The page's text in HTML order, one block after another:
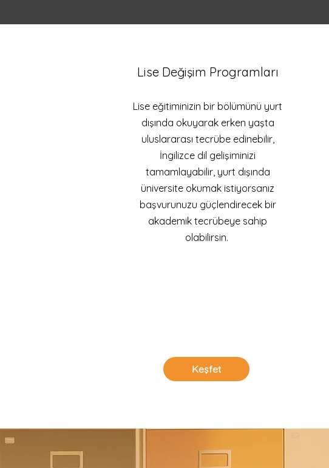
Lise Değişim Programları
Lise eğitiminizin bir bölümünü yurt
dışında okuyarak erken yaşta
uluslararası tecrübe edinebilir,
İngilizce dil gelişiminizi
tamamlayabilir, yurt dışında
üniversite okumak istiyorsanız
başvurunuzu güçlendirecek bir
akademik tecrübeye sahip
olabilirsin.
Keşfet